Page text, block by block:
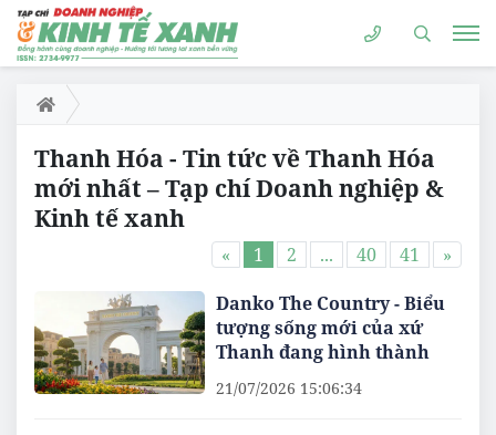
Thanh Hóa - Tin tức về Thanh Hóa
mới nhất – Tạp chí Doanh nghiệp &
Kinh tế xanh
« 1 2 ... 40 41 »
Danko The Country - Biểu
tượng sống mới của xứ
Thanh đang hình thành
21/07/2026 15:06:34